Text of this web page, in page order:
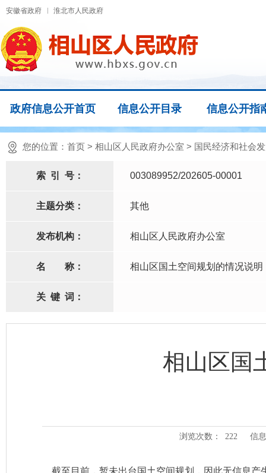
安徽省政府 淮北市人民政府
政府信息公开首页 信息公开目录 信息公开指
您的位置： 首页 > 相山区人民政府办公室 > 国民经济和社会
索 引 号： 003089952/202605-00001
主题分类： 其他
发布机构： 相山区人民政府办公室
名 称： 相山区国土空间规划的情况说明
关 键 词：
相山区国
浏览次数： 222 信
截至目前，暂未出台国土空间规划，因此无信息产